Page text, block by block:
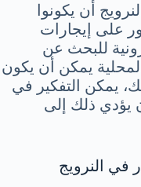
أن يكونوا
على إيجارات
للبحث عن
يمكن أن يكون
يمكن التفكير في
يؤدي ذلك إلى
في النرويج